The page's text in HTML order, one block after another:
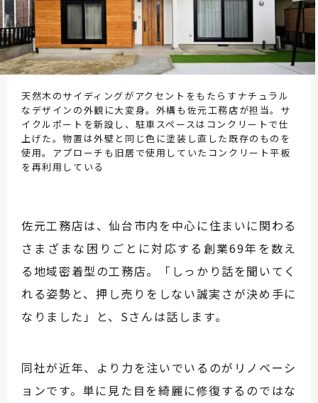
天然木のサイディングがアクセントをもたらすナチュラル
なデザインの外観に大変身。外構も佐元工務店が担当。サ
イクルポートを新設し、駐車スペースはコンクリートで仕
上げた。物置は外壁と同じ色に塗装し直した既存のものを
使用。アプローチも旧居で使用していたコンクリート平板
を再利用している
佐元工務店は、仙台市内を中心に住まいに関わる
さまざまな困りごとに対応する創業69年を数え
る地域密着型の工務店。「しっかり話を聞いてく
れる姿勢と、押し売りをしない誠実さが決め手に
なりました」と、Sさんは話します。
同社が近年、より力を注いでいるのがリノベーシ
ョンです。単に見た目を綺麗に修復するのではな